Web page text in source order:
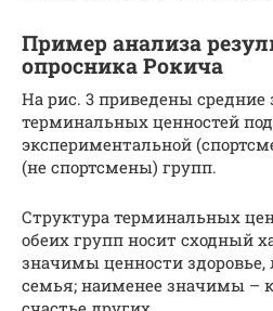
Пример анализа
опросника Рокича
На рис. 3 приведены средние
терминальных ценностей
экспериментальной
(не спортсмены) групп.
Структура терминальных
обеих групп носит сходный
значимы ценности здоровье,
семья; наименее значимы –